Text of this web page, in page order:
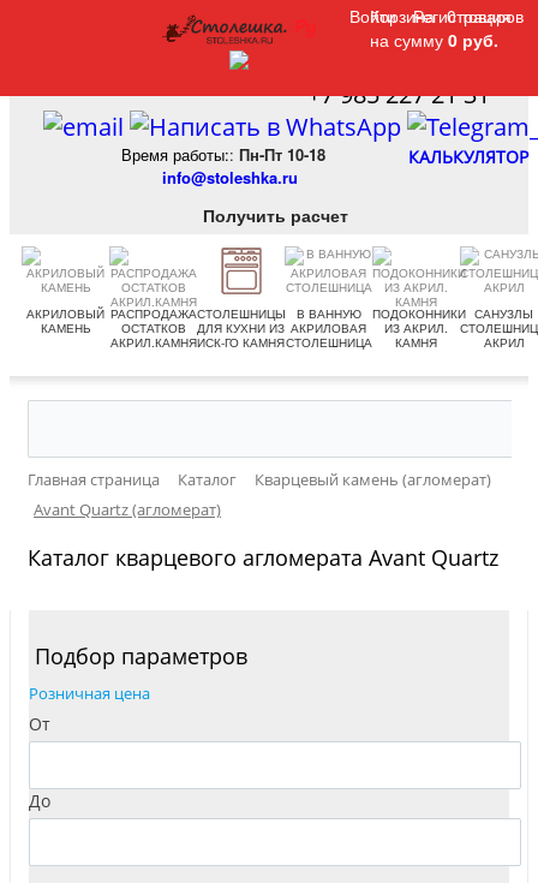
+7 985 227 21 31
КАЛЬКУЛЯТОР
Время работы:: Пн-Пт 10-18
info@stoleshka.ru
Получить расчет
Войти Регистрация
Корзина 0 товаров
на сумму 0 руб.
АКРИЛОВЫЙ
КАМЕНЬ
РАСПРОДАЖА
ОСТАТКОВ
АКРИЛ.КАМНЯ
СТОЛЕШНИЦЫ
ДЛЯ КУХНИ ИЗ
ИСК-ГО КАМНЯ
В ВАННУЮ
АКРИЛОВАЯ
СТОЛЕШНИЦА
ПОДОКОННИКИ
ИЗ АКРИЛ.
КАМНЯ
САНУЗЛЫ
АКРИЛ
Главная страница Каталог
Кварцевый камень (агломерат)
Avant Quartz (агломерат)
Каталог кварцевого агломерата Avant Quartz
Подбор параметров
Розничная цена
От
До
Войти Регистрация
Корзина 0 товаров
на сумму 0 руб.